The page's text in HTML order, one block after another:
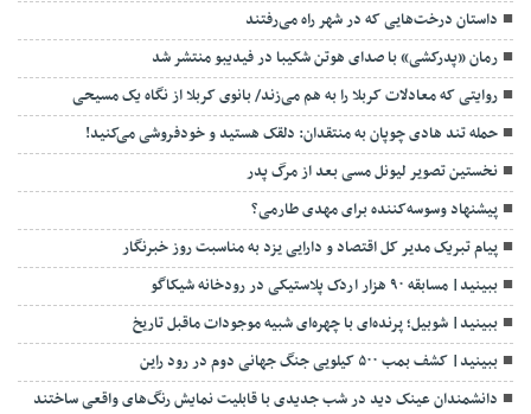
داستان درخت‌هایی که در شهر راه می‌رفتند
رمان «پدرکشی» با صدای هوتن شکیبا در فیدیبو منتشر شد
روایتی که معادلات کربلا را به هم می‌زند/ بانوی کربلا از نگاه یک مسیحی
حمله تند هادی چوپان به منتقدان: دلقک هستید و خودفروشی می‌کنید!
نخستین تصویر لیونل مسی بعد از مرگ پدر
پیشنهاد وسوسه‌کننده برای مهدی طارمی؟
پیام تبریک مدیر کل اقتصاد و دارایی یزد به مناسبت روز خبرنگار
ببینید| مسابقه ۹۰ هزار اردک پلاستیکی در رودخانه شیکاگو
ببینید| شوبیل؛ پرنده‌ای با چهره‌ای شبیه موجودات ماقبل تاریخ
ببینید| کشف بمب ۵۰۰ کیلویی جنگ جهانی دوم در رود راین
دانشمندان عینک دید در شب جدیدی با قابلیت نمایش رنگ‌های واقعی ساختند